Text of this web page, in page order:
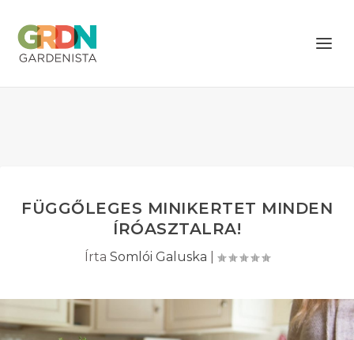
FÜGGŐLEGES MINIKERTET MINDEN
ÍRÓASZTALRA!
Írta Somlói Galuska